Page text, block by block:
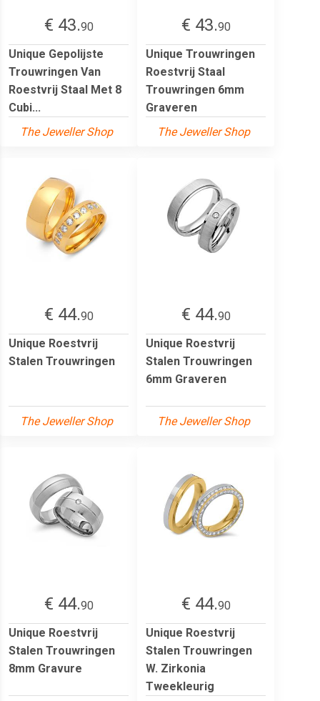
€ 43.90
Unique Gepolijste
Trouwringen Van
Roestvrij Staal Met 8
Cubi...
The Jeweller Shop
€ 43.90
Unique Trouwringen
Roestvrij Staal
Trouwringen 6mm
Graveren
The Jeweller Shop
€ 44.90
Unique Roestvrij
Stalen Trouwringen
The Jeweller Shop
€ 44.90
Unique Roestvrij
Stalen Trouwringen
6mm Graveren
The Jeweller Shop
€ 44.90
Unique Roestvrij
Stalen Trouwringen
8mm Gravure
€ 44.90
Unique Roestvrij
Stalen Trouwringen
W. Zirkonia
Tweekleurig